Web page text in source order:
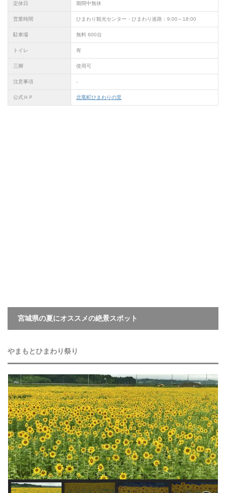
定休日 期間中無休
営業時間 ひまわり観光センター・ひまわり迷路：9:00～18:00
駐車場 無料 600台
トイレ 有
三脚 使用可
注意事項 -
公式ＨＰ 北竜町ひまわりの里
宮城県の夏にオススメの絶景スポット
やまもとひまわり祭り